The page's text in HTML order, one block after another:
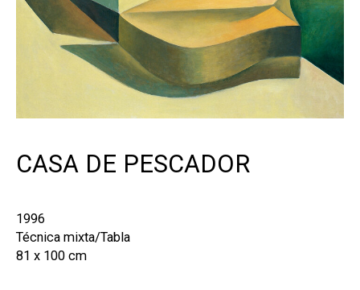
CASA DE PESCADOR
1996
Técnica mixta/Tabla
81 x 100 cm